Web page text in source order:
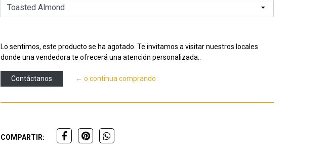
Lo sentimos, este producto se ha agotado. Te invitamos a visitar nuestros locales
donde una vendedora te ofrecerá una atención personalizada..
Contáctanos ← o continua comprando
COMPARTIR: